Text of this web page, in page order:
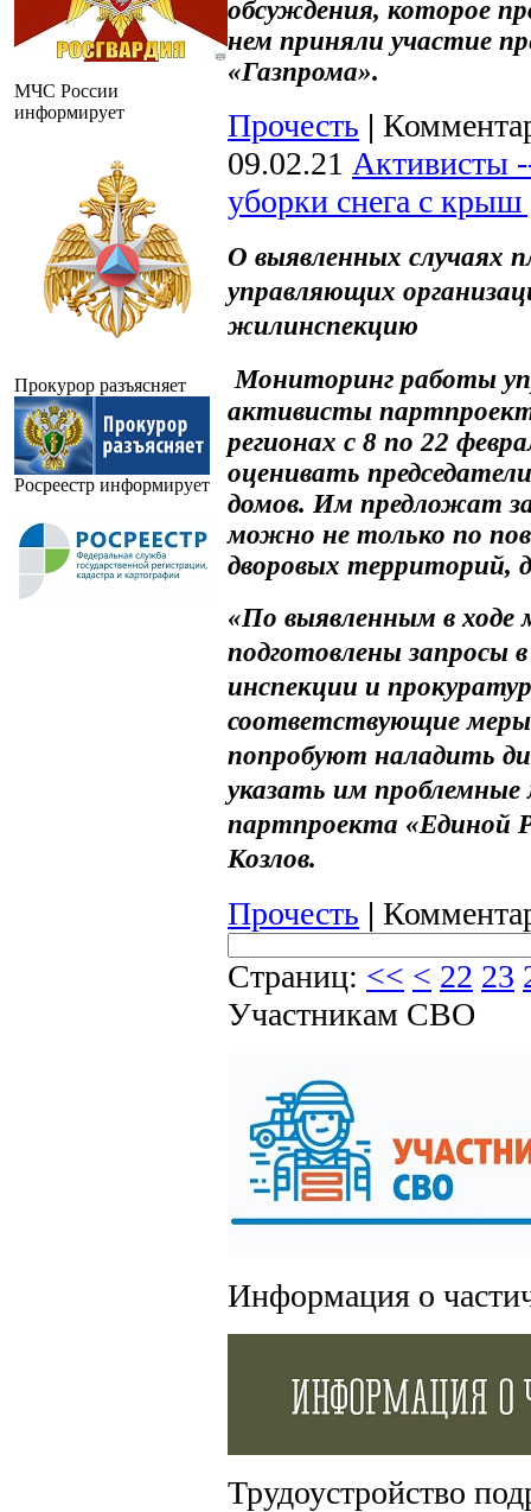
МЧС России
информирует
Прокурор разъясняет
Росреестр информирует
обсуждения, которое
нем приняли участие
«Газпрома».
Прочесть |
09.02.21 Активисты
уборки снега с
О выявленных случаях
управляющих
жилинспекцию
Мониторинг работы
активисты
регионах с 8 по 22
оценивать
домов. Им предложат
можно не только по
дворовых территорий,
«По выявленным в
подготовлены
инспекции и
соответствующие меры
попробуют наладить
указать им проблемные
партпроекта «Единой
Козлов.
Прочесть |
Страниц: << < 22 23
Участникам СВО
Информация о
Трудоустройство